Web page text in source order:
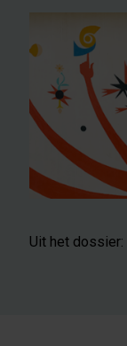
Uit het dossier: